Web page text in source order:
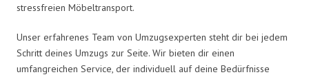
stressfreien Möbeltransport.
Unser erfahrenes Team von Umzugsexperten steht dir bei jedem
Schritt deines Umzugs zur Seite. Wir bieten dir einen
umfangreichen Service, der individuell auf deine Bedürfnisse